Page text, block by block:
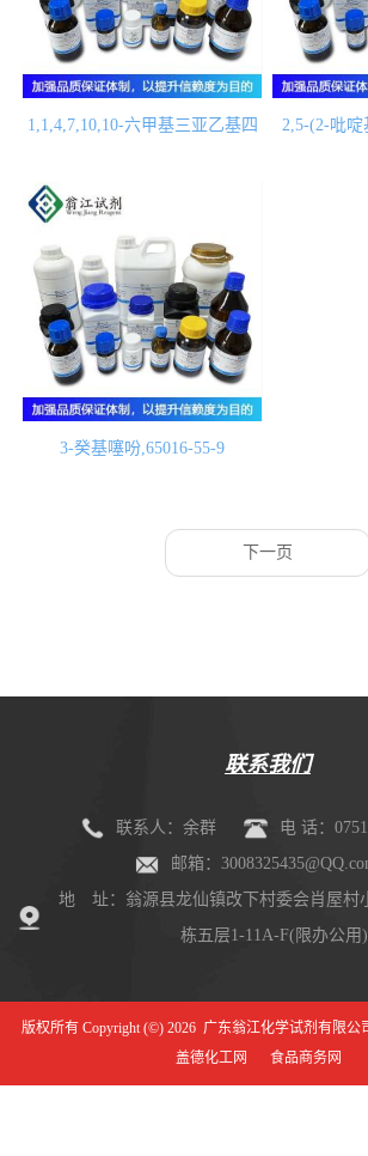
1,1,4,7,10,10-六甲基三亚乙基四 2,5-(2-吡啶
3-癸基噻吩,65016-55-9
下一页
联系我们
联系人：余群
电 话：
邮箱：
地 址：翁源县龙仙镇改下村委会肖屋村
栋五层1-11A-F(限办公用)
版权所有 Copyright (©) 2026 广东翁江化学试剂有限公
盖德化工网
食品商务网